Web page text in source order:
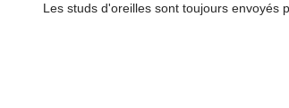
Les studs d'oreilles sont toujours envoyés